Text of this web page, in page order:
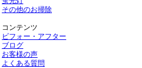
その他のお掃除
コンテンツ
ビフォー・アフター
ブログ
お客様の声
よくある質問